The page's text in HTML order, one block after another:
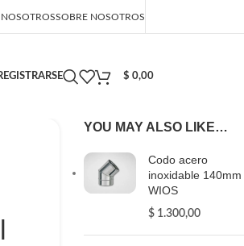
SOBRE NOSOTROS
$ 0,00
YOU MAY ALSO LIKE…
Codo acero
inoxidable 140mm
WIOS
$ 1.300,00